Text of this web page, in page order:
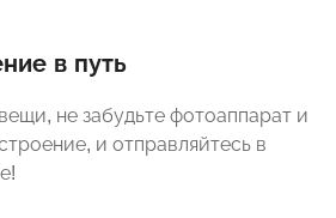
в путь
не забудьте фотоаппарат и
и отправляйтесь в